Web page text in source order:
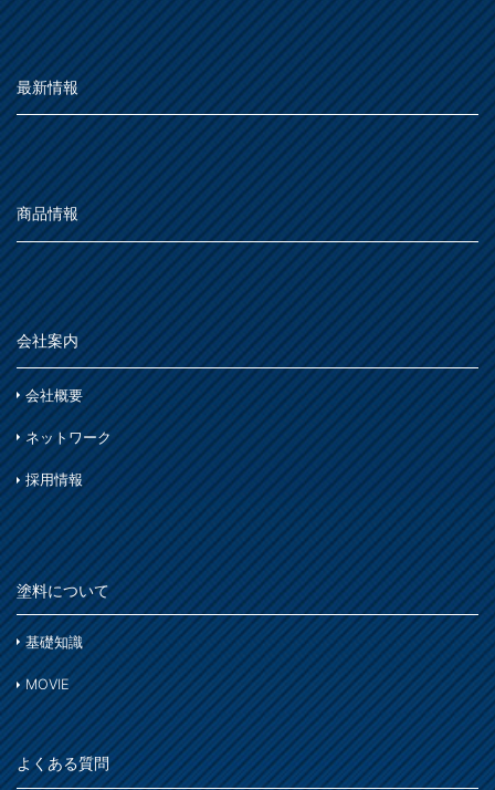
最新情報
商品情報
会社案内
会社概要
ネットワーク
採用情報
塗料について
基礎知識
MOVIE
よくある質問